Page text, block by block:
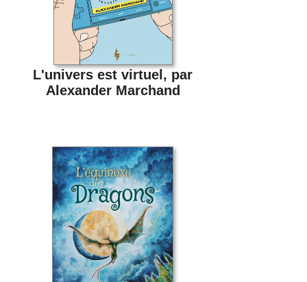
L'univers est virtuel, par
Alexander Marchand